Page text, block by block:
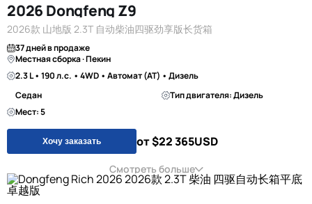
2026 Dongfeng Z9
2026款 山地版 2.3T 自动柴油四驱劲享版长货箱
37 дней в продаже
Местная сборка · Пекин
2.3 L • 190 л.с. • 4WD • Автомат (AT) • Дизель
Седан
Тип двигателя: Дизель
Мест: 5
Хочу заказать от $22 365USD
Смотреть больше